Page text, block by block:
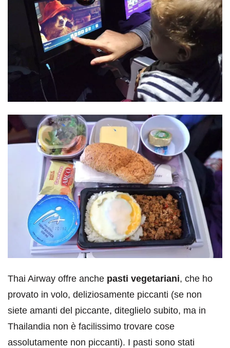
Thai Airway offre anche pasti vegetariani, che ho
provato in volo, deliziosamente piccanti (se non
siete amanti del piccante, diteglielo subito, ma in
Thailandia non è facilissimo trovare cose
assolutamente non piccanti). I pasti sono stati